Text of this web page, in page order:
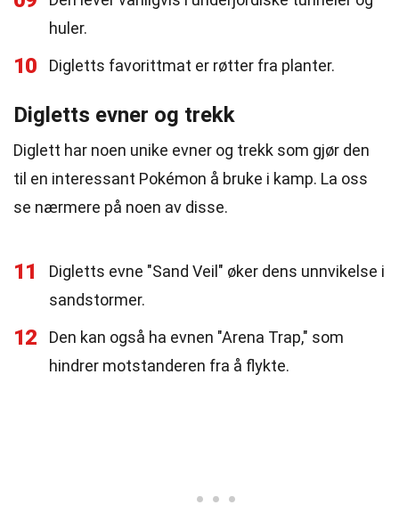
huler.
10 Digletts favorittmat er røtter fra planter.
Digletts evner og trekk
Diglett har noen unike evner og trekk som gjør den
til en interessant Pokémon å bruke i kamp. La oss
se nærmere på noen av disse.
11
Digletts evne "Sand Veil" øker dens unnvikelse i
sandstormer.
12
Den kan også ha evnen "Arena Trap," som
hindrer motstanderen fra å flykte.